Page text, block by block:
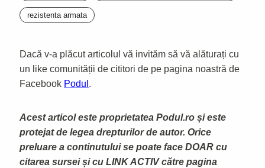
rezistenta armata
Dacă v-a plăcut articolul vă invităm să vă alăturați cu
un like comunității de cititori de pe pagina noastră de
Facebook Podul .
Acest articol este proprietatea Podul.ro și este
protejat de legea drepturilor de autor. Orice
preluare a continutului se poate face DOAR cu
citarea sursei și cu LINK ACTIV către pagina